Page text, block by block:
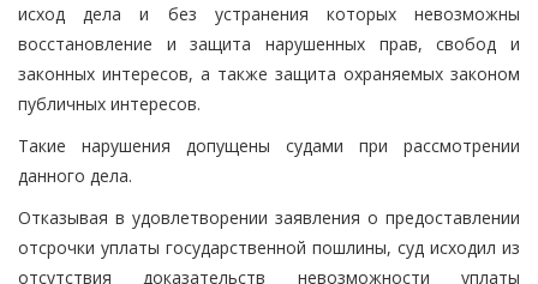
исход дела и без устранения которых невозможны
восстановление и защита нарушенных прав, свобод и
законных интересов, а также защита охраняемых законом
публичных интересов.
Такие нарушения допущены судами при рассмотрении
данного дела.
Отказывая в удовлетворении заявления о предоставлении
отсрочки уплаты государственной пошлины, суд исходил из
отсутствия доказательств невозможности уплаты